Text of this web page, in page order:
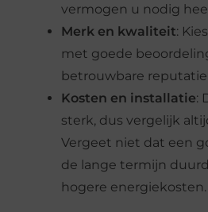
vermogen u nodig
Merk en kwaliteit:
met goede
betrouwbare reputatie.
Kosten en installatie:
sterk, dus vergelijk
Vergeet niet dat een
de lange termijn
hogere energiekosten.